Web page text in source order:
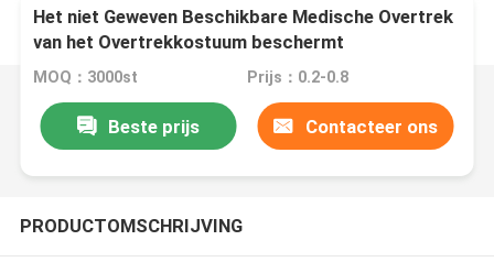
Het niet Geweven Beschikbare Medische Overtrek
van het Overtrekkostuum beschermt
Slijtagekleren
MOQ：3000st Prijs：0.2-0.8
Beste prijs Contacteer ons
PRODUCTOMSCHRIJVING